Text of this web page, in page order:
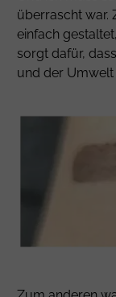
überrascht war.
einfach
sorgt dafür,
und der Umwelt